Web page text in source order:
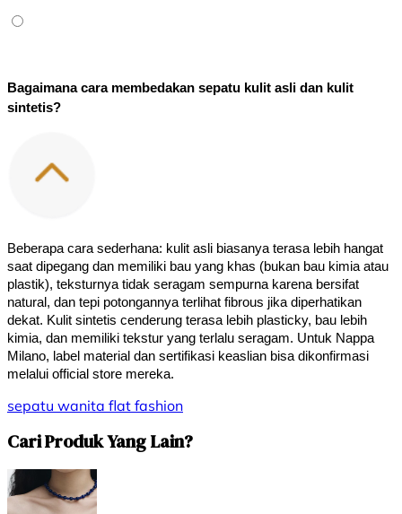
Bagaimana cara membedakan sepatu kulit asli dan kulit
sintetis?
Beberapa cara sederhana: kulit asli biasanya terasa lebih hangat
saat dipegang dan memiliki bau yang khas (bukan bau kimia atau
plastik), teksturnya tidak seragam sempurna karena bersifat
natural, dan tepi potongannya terlihat fibrous jika diperhatikan
dekat. Kulit sintetis cenderung terasa lebih plasticky, bau lebih
kimia, dan memiliki tekstur yang terlalu seragam. Untuk Nappa
Milano, label material dan sertifikasi keaslian bisa dikonfirmasi
melalui official store mereka.
sepatu wanita flat fashion
Cari Produk Yang Lain?